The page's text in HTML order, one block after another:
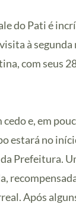
do Pati é
à
com seus
cedo e, em
estará no
Prefeitura.
Após